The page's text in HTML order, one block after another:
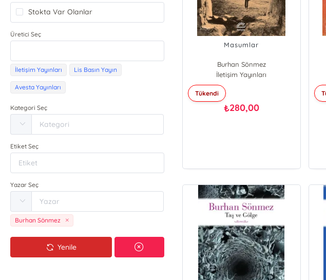
Stokta Var Olanlar
Üretici Seç
İletişim Yayınları Lis Basın Yayın
Avesta Yayınları
Kategori Seç
Etiket Seç
Yazar Seç
Burhan Sönmez
Yenile
Masumlar
Burhan Sönmez
İletişim Yayınları
Tükendi
₺280,00